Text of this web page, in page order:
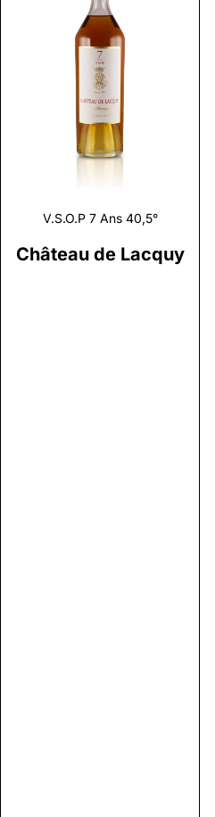
V.S.O.P 7 Ans 40,5°
Château de Lacquy
Discover